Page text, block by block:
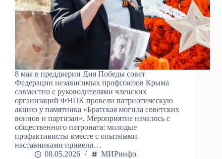
8 мая в преддверии Дня Победы совет
Федерации независимых профсоюзов Крыма
совместно с руководителями членских
организаций ФНПК провели патриотическую
акцию у памятника «Братская могила советских
воинов и партизан». Мероприятие началось с
общественного патроната: молодые
профактивисты вместе с опытными
наставниками привели…
08.05.2026
МИРинфо